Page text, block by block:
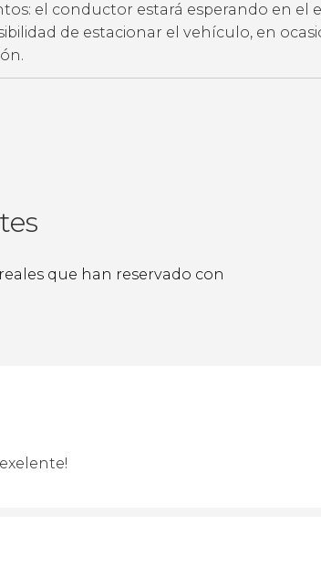
el conductor estará esperando en el
de estacionar el vehículo, en
que han reservado con